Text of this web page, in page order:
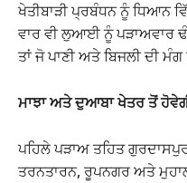
ਖੇਤੀਬਾੜੀ ਪ੍ਰਬੰਧਨ ਨੂੰ ਧਿਆਨ
ਵਾਰ ਵੀ ਲੁਆਈ ਨੂੰ ਪੜਾਅਵਾਰ
ਤਾਂ ਜੋ ਪਾਣੀ ਅਤੇ ਬਿਜਲੀ ਦੀ
ਮਾਝਾ ਅਤੇ ਦੁਆਬਾ ਖੇਤਰ ਤੋਂ
ਪਹਿਲੇ ਪੜਾਅ ਤਹਿਤ
ਤਰਨਤਾਰਨ, ਰੂਪਨਗਰ ਅਤੇ